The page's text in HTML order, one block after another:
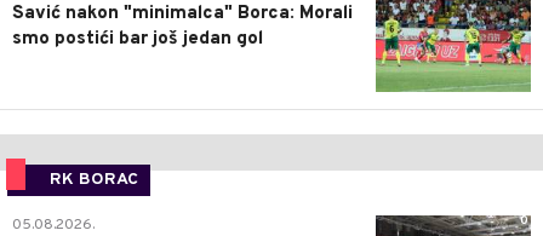
Savić nakon "minimalca" Borca: Morali
smo postići bar još jedan gol
RK BORAC
0
05.08.2026.